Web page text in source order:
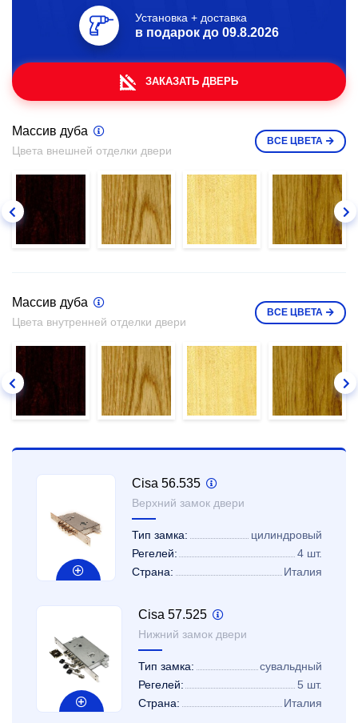
Установка + доставка
в подарок до 09.8.2026
ЗАКАЗАТЬ ДВЕРЬ
Массив дуба
Цвета внешней отделки двери
ВСЕ ЦВЕТА
Массив дуба
Цвета внутренней отделки двери
ВСЕ ЦВЕТА
Cisa 56.535
Верхний замок двери
Тип замка:
цилиндровый
Регелей:
4 шт.
Страна:
Италия
Cisa 57.525
Нижний замок двери
Тип замка:
сувальдный
Регелей:
5 шт.
Страна:
Италия